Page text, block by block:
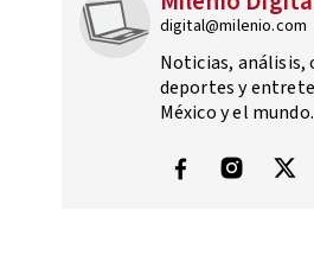
digital@milenio.com
Noticias,
deportes y
México y el mundo.